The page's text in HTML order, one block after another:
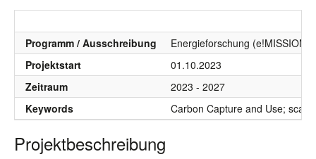
Programm / Ausschreibung
Energieforschung
Projektstart
01.10.2023
Zeitraum
2023 - 2027
Keywords
Carbon Capture and Use;
Projektbeschreibung